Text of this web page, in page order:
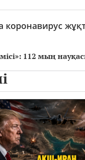
112 мың